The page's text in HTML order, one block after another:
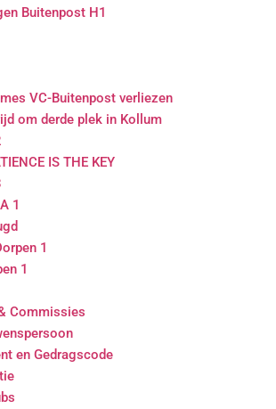
Buitenpost H1
VC-Buitenpost verliezen
om derde plek in Kollum
IS THE KEY
1
1
1
Commissies
en Gedragscode